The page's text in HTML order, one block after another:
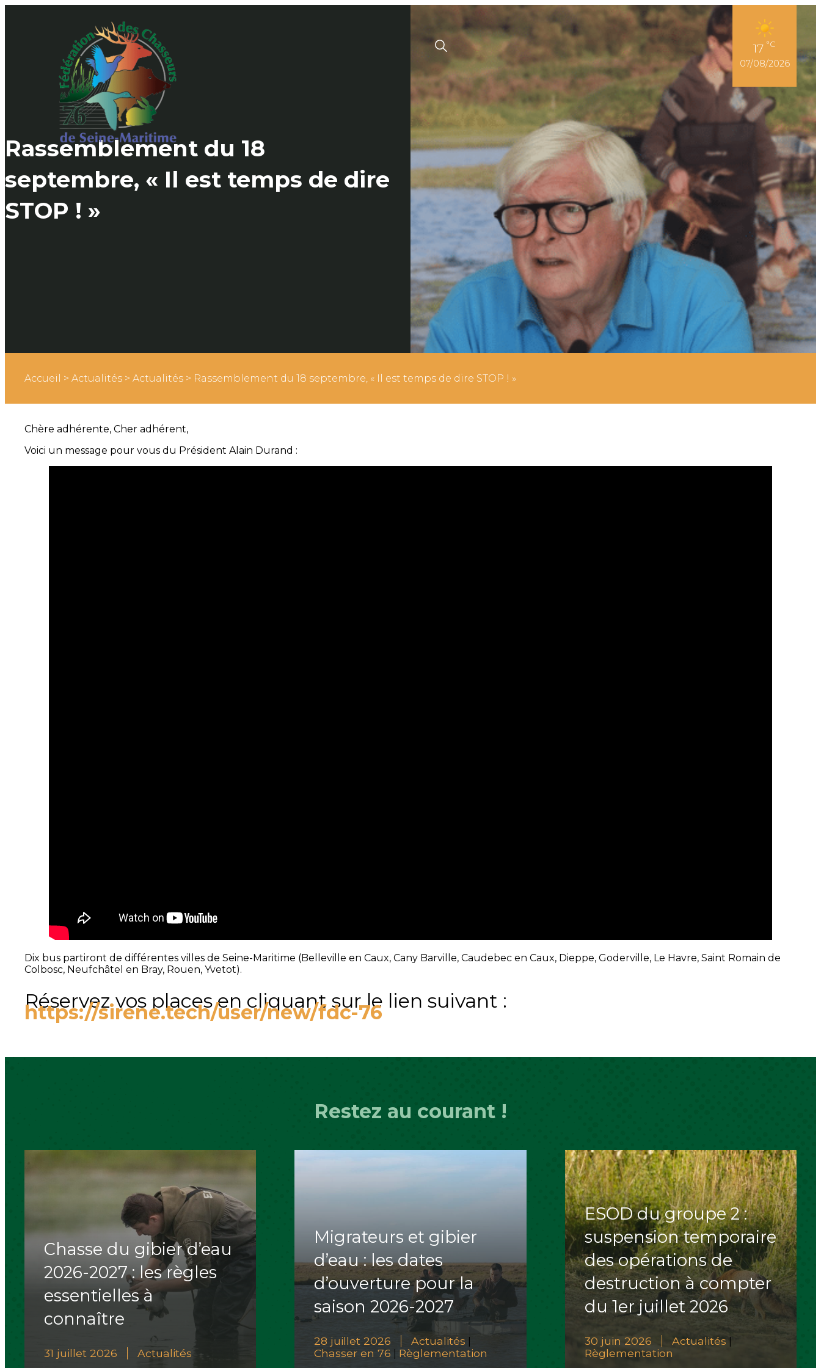
Menu
Espace Adhérent
Valider son permis
07/08/2026
17 °C
Rassemblement du 18
septembre, « Il est temps de dire
STOP ! »
Accueil > Actualités > Actualités > Rassemblement du 18 septembre, « Il est temps de dire STOP ! »
Chère adhérente, Cher adhérent,
Voici un message pour vous du Président Alain Durand :
Dix bus partiront de différentes villes de Seine-Maritime (Belleville en Caux, Cany Barville, Caudebec en Caux, Dieppe, Goderville, Le Havre, Saint Romain de
Colbosc, Neufchâtel en Bray, Rouen, Yvetot).
Réservez vos places en cliquant sur le lien suivant :
https://sirene.tech/user/new/fdc-76
Restez au courant !
Chasse du gibier d’eau
2026-2027 : les règles
essentielles à
connaître
31 juillet 2026 Actualités
Migrateurs et gibier
d’eau : les dates
d’ouverture pour la
saison 2026-2027
28 juillet 2026 Actualités
Chasser en 76 Règlementation
ESOD du groupe 2 :
suspension temporaire
des opérations de
destruction à compter
du 1er juillet 2026
30 juin 2026 Actualités
Règlementation